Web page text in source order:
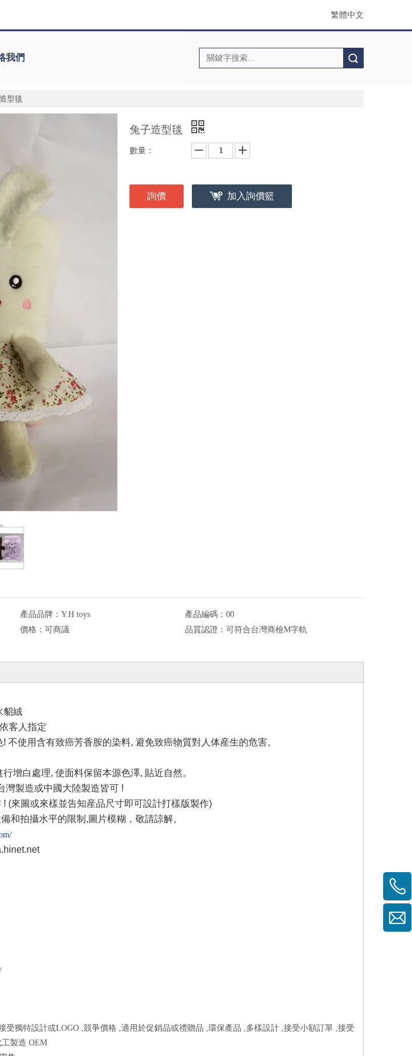
繁體中文
我們
型毯
兔子造型毯
數量：
詢價 加入詢價籃
產品品牌： Y.H toys 產品編碼： 00
價格： 可商議 品質認證： 可符合台灣商檢M字軌
貂絨
客人指定
不使用含有致癌芳香胺的染料, 避免致癌物質對人体産生的危害。
增白處理, 使面料保留本源色澤, 貼近自然。
灣製造或中國大陸製造皆可 !
! (來圖或來樣並告知産品尺寸即可設計打樣版製作)
和拍攝水平的限制 ,圖片模糊，敬請諒解。
受獨特設計或LOGO ,競爭價格 ,適用於促銷品或禮贈品 ,環保產品 ,多樣設計 ,接受小額訂單 ,接受
製造 OEM